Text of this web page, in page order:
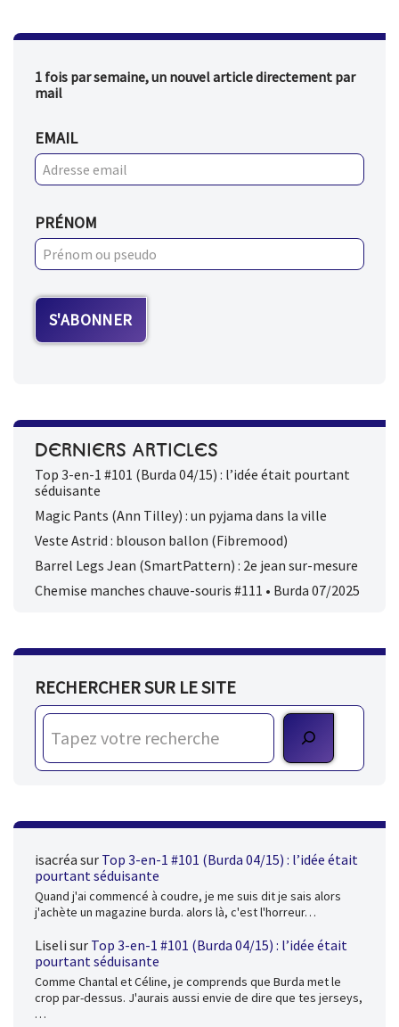
1 fois par semaine, un nouvel article directement par
mail
EMAIL
PRÉNOM
DERNIERS ARTICLES
Top 3-en-1 #101 (Burda 04/15) : l’idée était pourtant
séduisante
Magic Pants (Ann Tilley) : un pyjama dans la ville
Veste Astrid : blouson ballon (Fibremood)
Barrel Legs Jean (SmartPattern) : 2e jean sur-mesure
Chemise manches chauve-souris #111 • Burda 07/2025
RECHERCHER SUR LE SITE
isacréa sur Top 3-en-1 #101 (Burda 04/15) : l’idée était
pourtant séduisante
Quand j'ai commencé à coudre, je me suis dit je sais alors
j'achète un magazine burda. alors là, c'est l'horreur…
Liseli sur Top 3-en-1 #101 (Burda 04/15) : l’idée était
pourtant séduisante
Comme Chantal et Céline, je comprends que Burda met le
crop par-dessus. J'aurais aussi envie de dire que tes jerseys,
…